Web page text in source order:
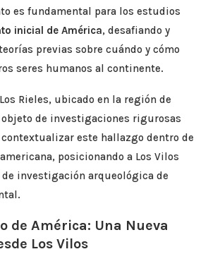
es fundamental para los estudios
inicial de América, desafiando y
previas sobre cuándo y cómo
seres humanos al continente.
Rieles, ubicado en la región de
de investigaciones rigurosas
este hallazgo dentro de
posicionando a Los Vilos
investigación arqueológica de
de América: Una Nueva
Los Vilos